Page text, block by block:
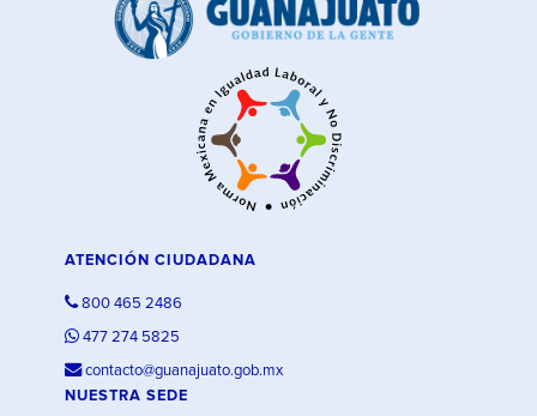
ATENCIÓN CIUDADANA
800 465 2486
477 274 5825
contacto@guanajuato.gob.mx
NUESTRA SEDE